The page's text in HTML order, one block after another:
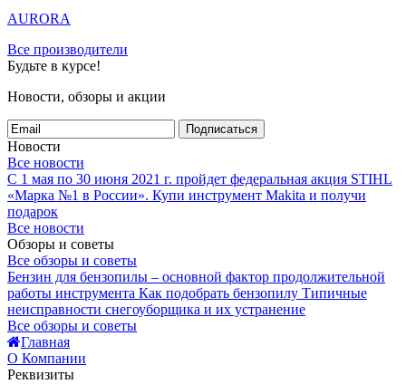
AURORA
Все производители
Будьте в курсе!
Новости, обзоры и акции
Подписаться
Новости
Все новости
С 1 мая по 30 июня 2021 г. пройдет федеральная акция STIHL
«Марка №1 в России». Купи инструмент Makita и получи
подарок
Все новости
Обзоры и советы
Все обзоры и советы
Бензин для бензопилы – основной фактор продолжительной
работы инструмента Как подобрать бензопилу Типичные
неисправности снегоуборщика и их устранение
Все обзоры и советы
Главная
О Компании
Реквизиты